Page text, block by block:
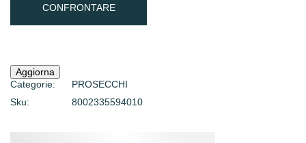
CONFRONTARE
Categorie:
PROSECCHI
Sku:
8002335594010